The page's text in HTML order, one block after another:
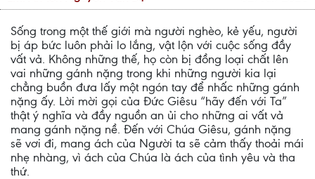
Sống trong một thế giới mà người nghèo, kẻ yếu, người
bị áp bức luôn phải lo lắng, vật lộn với cuộc sống đầy
vất vả. Không những thế, họ còn bị đồng loại chất lên
vai những gánh nặng trong khi những người kia lại
chẳng buồn đưa lấy một ngón tay để nhấc những gánh
nặng ấy. Lời mời gọi của Đức Giêsu “hãy đến với Ta”
thật ý nghĩa và đầy nguồn an ủi cho những ai vất vả
mang gánh nặng nề. Đến với Chúa Giêsu, gánh nặng
sẽ vơi đi, mang ách của Người ta sẽ cảm thấy thoải mái
nhẹ nhàng, vì ách của Chúa là ách của tình yêu và tha
thứ.